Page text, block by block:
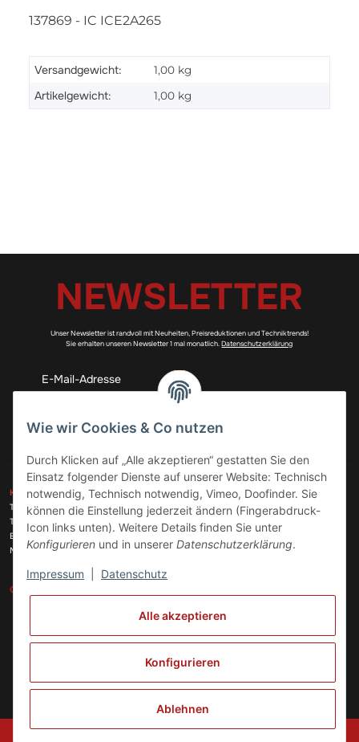
137869 - IC ICE2A265
Versandgewicht: 1,00 kg
Artikelgewicht: 1,00 kg
NEWSLETTER
Unser Newsletter ist randvoll mit Neuheiten, Preisreduktionen und Techniktrends!
Sie erhalten unseren Newsletter 1 mal monatlich.Datenschutzerklärung
Abonnieren
KONTAKT
Telefon:+49 (0)6074 816 08 0
Telefax:
+49 (0)6074 215 08 60
E-Mail:
info@meinhausgeraetedoc.de
Max Planck Str. 6 c, 63322 Rödermark
GESETZLICHE INFORMATIONEN
ZAHLUNGSARTEN
VERSANDARTEN
Vertrag widerrufen
© Copyright 2024 meinhausgeraetedoc GmbH, Unternehmensführung und
Wie wir Cookies & Co nutzen
Durch Klicken auf „Alle akzeptieren“ gestatten Sie den
Einsatz folgender Dienste auf unserer Website: Technisch
notwendig, Technisch notwendig, Vimeo, Doofinder. Sie
können die Einstellung jederzeit ändern (Fingerabdruck-
Icon links unten). Weitere Details finden Sie unter
Konfigurieren und in unserer Datenschutzerklärung.
Impressum Datenschutz
Alle akzeptieren
Konfigurieren
Ablehnen